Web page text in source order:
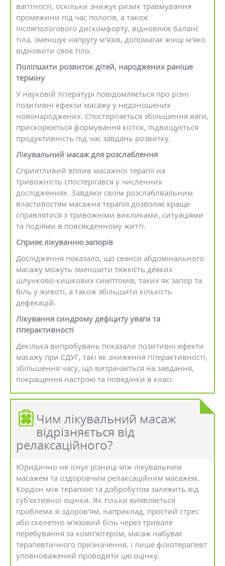
вагітності, оскільки знижує ризик травмування
промежини під час пологів, а також
післяпологового дискомфорту, відновлює баланс
тіла, зменшує напругу м'язів, допомагає жінці м'яко
відновити своє тіло.
Поліпшити розвиток дітей, народжених раніше
терміну
У науковій літературі повідомляється про різні
позитивні ефекти масажу у недоношених
новонароджених. Спостерігається збільшення ваги,
прискорюється формування кісток, підвищується
продуктивність під час завдань розвитку.
Лікувальний масаж для розслаблення
Сприятливий вплив масажної терапії на
тривожність спостерігався у численних
дослідженнях. Завдяки своїм розслаблвальним
властивостям масажна терапія дозволяє краще
справлятися з тривожніми викликами, ситуаціями
та подіями в повсякденному житті.
Сприяє лікуванню запорів
Дослідження показало, що сеанси абдомінального
масажу можуть зменшити тяжкість деяких
шлунково-кишкових симптомів, таких як запор та
біль у животі, а також збільшити кількість
дефекацій.
Лікування синдрому дефіциту уваги та
гіперактивності
Декілька випробувань показали позитивні ефекти
масажу при СДУГ, такі як зниження гіперактивності,
збільшення часу, що витрачається на завдання,
покращення настрою та поведінки в класі.
Чим лікувальний масаж
відрізняється від
релаксаційного?
Юридично не існує різниці між лікувальним
масажем та оздоровчим релаксаційним масажем.
Кордон між терапією та добробутом залежить від
суб'єктивної оцінки. Як тільки виявляється
проблема зі здоров'ям, наприклад, простий стрес
або скелетно-м'язовий біль через тривале
перебування за комп'ютером, масаж набуває
терапевтичного призначення. І лише фізіотерапевт
уповноважений проводити цю оцінку.